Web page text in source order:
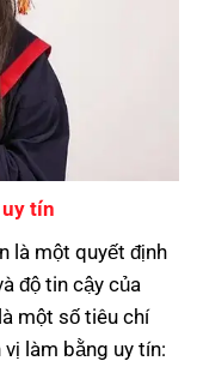
tín
là một quyết định
độ tin cậy của
một số tiêu chí
làm bằng uy tín: